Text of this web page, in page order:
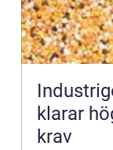
klarar
krav